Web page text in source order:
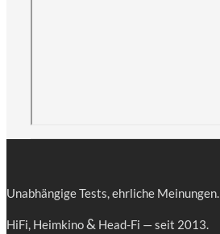
Unab­hän­gi­ge Tests, ehr­li­che Meinungen.
HiFi, Heim­ki­no& Head-Fi — seit 2013.